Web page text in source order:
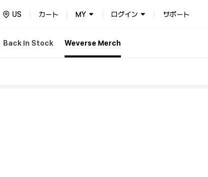
US カート MY ログイン サポート
Back In Stock Weverse Merch